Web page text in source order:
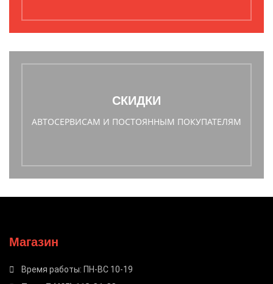
СКИДКИ
АВТОСЕРВИСАМ И ПОСТОЯННЫМ ПОКУПАТЕЛЯМ
Магазин
Время работы: ПН-ВС 10-19